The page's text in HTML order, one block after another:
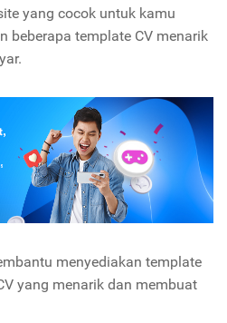
yang cocok untuk kamu
beberapa template CV menarik
menyediakan template
yang menarik dan membuat